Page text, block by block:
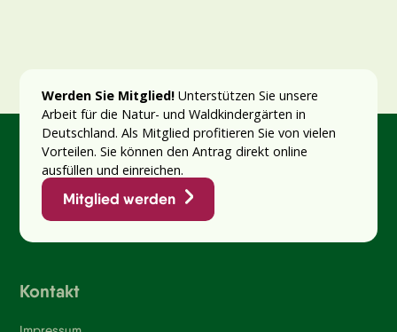
Werden Sie Mitglied!Unterstützen Sie unsere
Arbeit für die Natur- und Waldkindergärten in
Deutschland. Als Mitglied profitieren Sie von vielen
Vorteilen. Sie können den Antrag direkt online
ausfüllen und einreichen.
Mitglied werden
Kontakt